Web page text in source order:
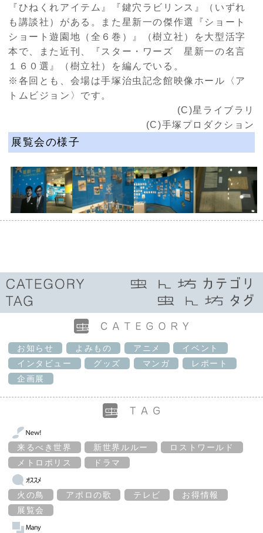
『ひねくれアイテム』『鍵穴ラビリンス』（いずれ
も講談社）がある。また星新一の傑作選『ショート
ショート遊園地（全６巻）』（樹立社）を大型活字
本で、また近刊、『スター・ワーズ 星新一の名言
１６０選』（樹立社）を編んでいる。
※各回とも、会場は手塚治虫記念館映像ホール〈ア
トムビジョン〉です。
(C)星ライブラリ
(C)手塚プロダクション
展覧会の様子
お知らせ よみもの アニメ
イベント
インタビュー
グッズ マンガ
レポート
企画展
来るべき世界 新世界ルルー
ロストワールド
メトロポリス
ドラマ
火の鳥 アポロの歌 テレビ
お得情報
展覧会